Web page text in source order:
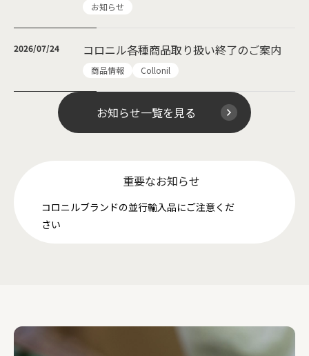
お知らせ
2026/07/24 コロニル各種商品取り扱い終了のご案内
商品情報 Collonil
お知らせ一覧を見る
重要なお知らせ
コロニルブランドの並行輸入品にご注意くだ
さい